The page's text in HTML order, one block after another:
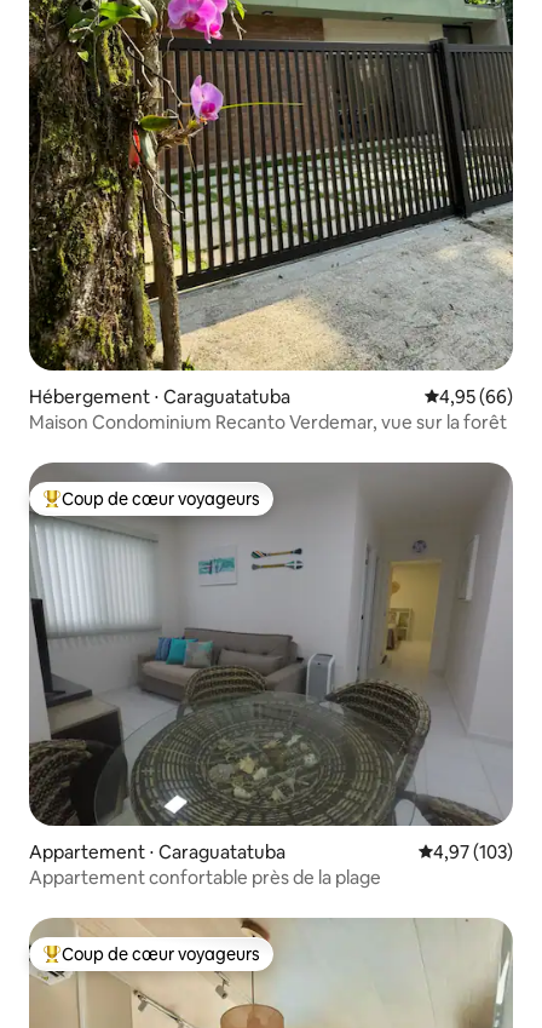
Hébergement ⋅ Caraguatatuba Évaluation
4,95 (66)
Maison Condominium Recanto Verdemar, vue sur la forêt
Coups de cœur voyageurs les plus appréciés
Coup de cœur voyageurs
Appartement ⋅ Caraguatatuba Évaluation
4,97 (103)
Appartement confortable près de la plage
Coups de cœur voyageurs les plus appréciés
Coup de cœur voyageurs